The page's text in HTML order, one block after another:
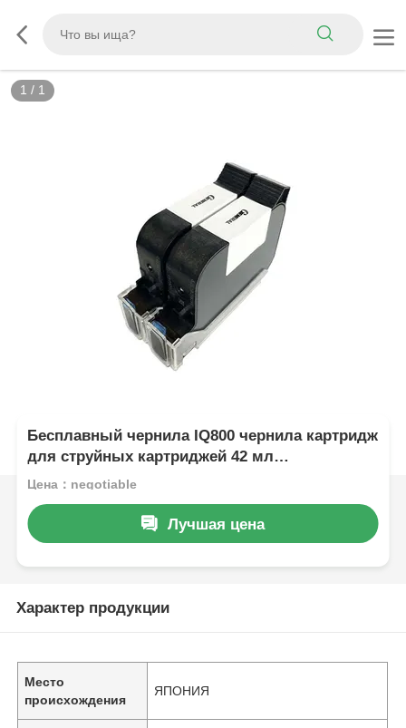
1 / 1
Бесплавный чернила IQ800 чернила картридж
для струйных картриджей 42 мл
растворитель на основе чернил
Цена：negotiable
Лучшая цена
Характер продукции
Место
происхождения
ЯПОНИЯ